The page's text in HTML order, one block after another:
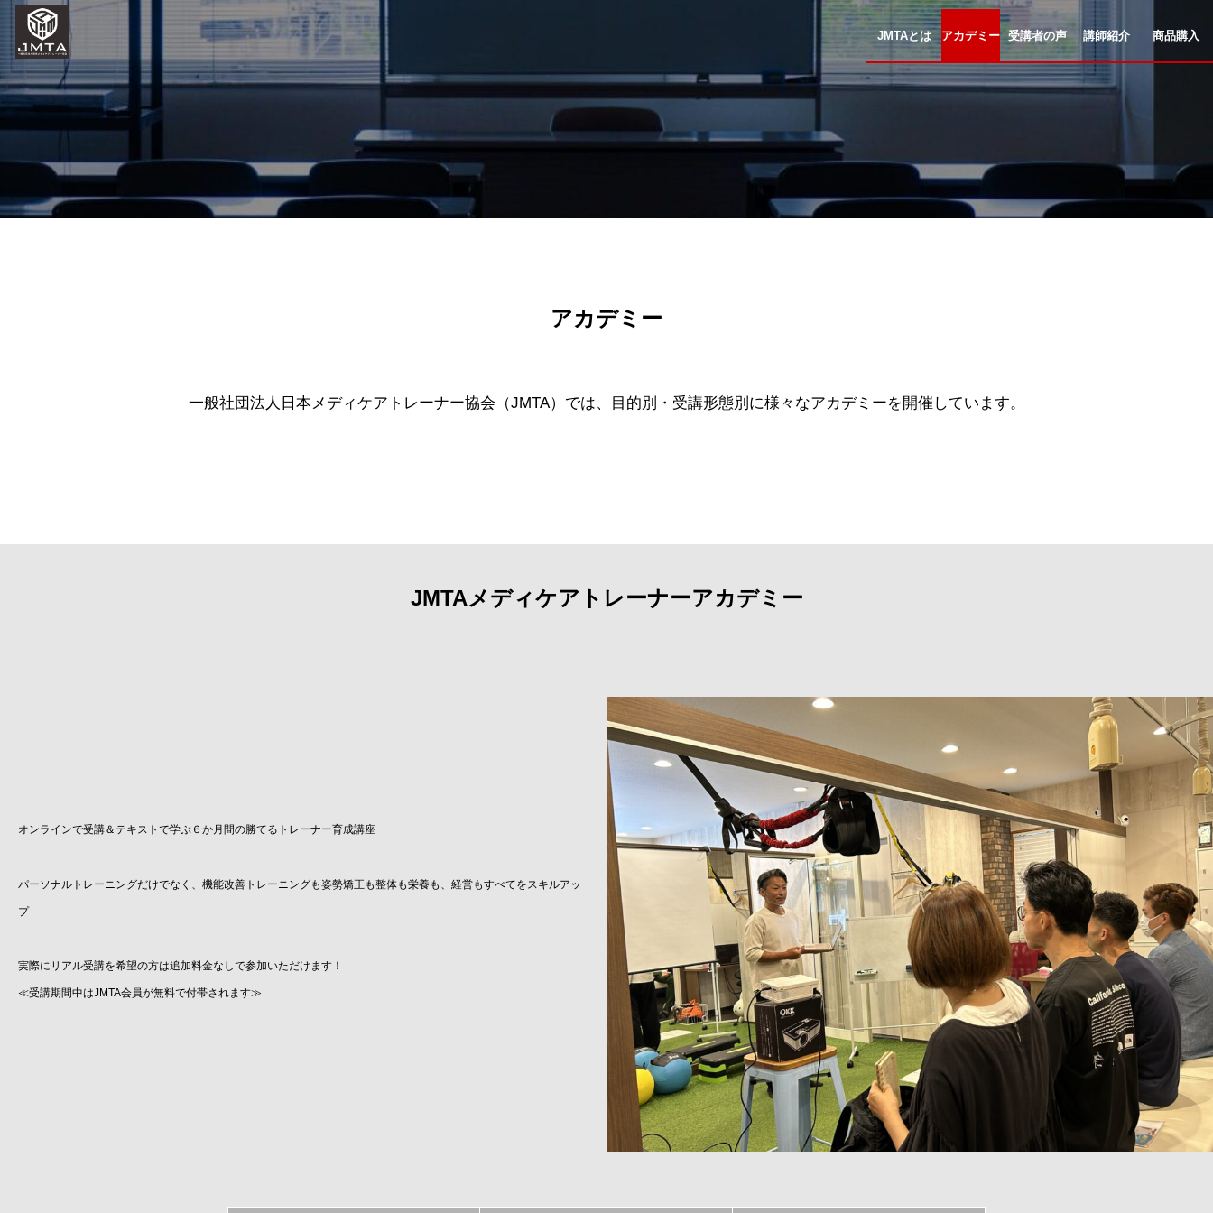
JMTAとは アカデミー 受講者の声 講師紹介 商品購入
アカデミー
一般社団法人日本メディケアトレーナー協会（JMTA）では、目的別・受講形態別に様々なアカデミーを開催しています。
JMTAメディケアトレーナーアカデミー
オンラインで受講＆テキストで学ぶ６か月間の勝てるトレーナー育成講座
パーソナルトレーニングだけでなく、機能改善トレーニングも姿勢矯正も整体も栄養も、経営もすべてをスキルアッ
プ
実際にリアル受講を希望の方は追加料金なしで参加いただけます！
≪受講期間中はJMTA会員が無料で付帯されます≫